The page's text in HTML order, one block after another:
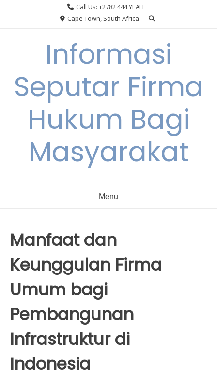
Call Us: +2782 444 YEAH
Cape Town, South Africa
Informasi
Seputar Firma
Hukum Bagi
Masyarakat
Menu
Manfaat dan
Keunggulan Firma
Umum bagi
Pembangunan
Infrastruktur di
Indonesia